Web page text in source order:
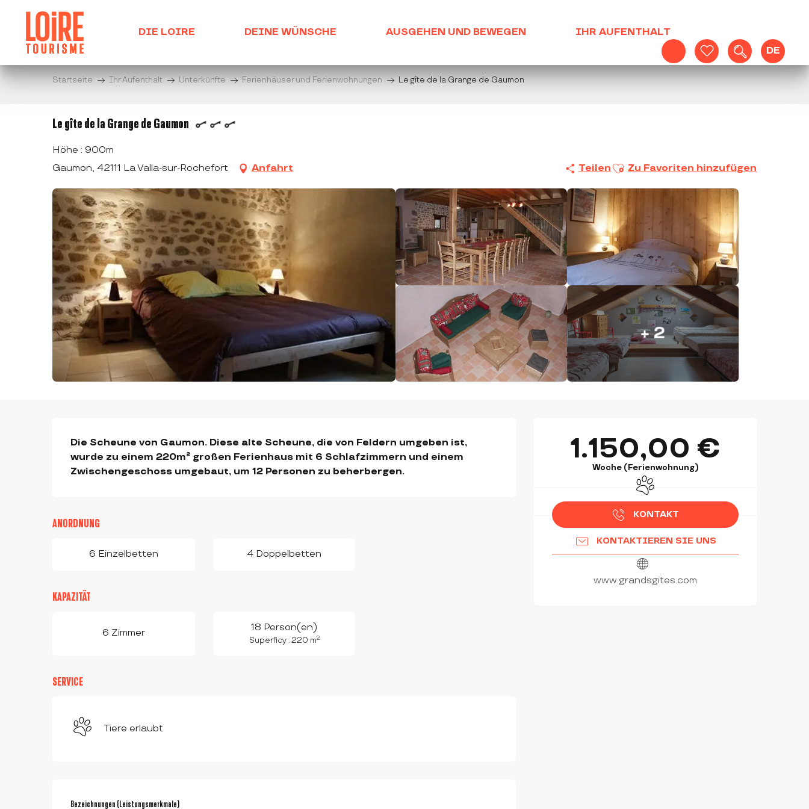
contenu
principal
Voir les favoris
Suche
DE
DIE LOIRE DEINE WÜNSCHE AUSGEHEN UND BEWEGEN IHR AUFENTHALT
Startseite Ihr Aufenthalt Unterkünfte Ferienhäuser und Ferienwohnungen Le gîte de la Grange de Gaumon
Le gîte de la Grange de Gaumon
Höhe : 900m
Gaumon, 42111 La Valla-sur-Rochefort
Anfahrt Teilen Ajouter aux favoris
Zu Favoriten hinzufügen
+ 2
ÖFFNUNGSZEITEN &
1.150,00 €
Woche (Ferienwohnung)
Tiere erlaubt
KONTAKT
KONTAKTIEREN SIE UNS
www.grandsgites.com
BESCHREIBUNG
Die Scheune von Gaumon. Diese alte Scheune, die von Feldern umgeben ist,
wurde zu einem 220m² großen Ferienhaus mit 6 Schlafzimmern und einem
Zwischengeschoss umgebaut, um 12 Personen zu beherbergen.
ANORDNUNG
6 Einzelbetten 4 Doppelbetten
KAPAZITÄT
6 Zimmer 18 Person(en)
Superficy : 220 m2
SERVICE
Tiere erlaubt
LEISTUNGENSMÖGLICHKEITEN
Bezeichnungen (Leistungsmerkmale)
Bezeichnungen (Leistungsmerkmale)